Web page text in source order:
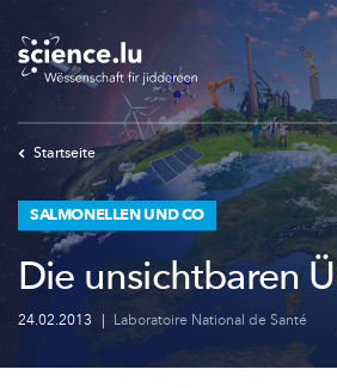
Skip
main
content
Startseite
SALMONELLEN UND CO
Die unsichtbaren
24.02.2013 | Laboratoire National de Santé